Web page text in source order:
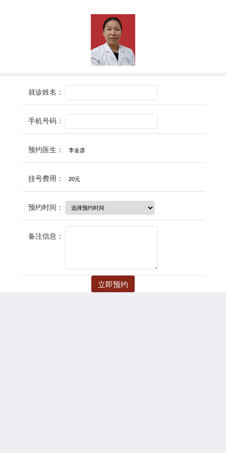
就诊姓名：
手机号码：
预约医生： 李金彦
挂号费用： 20元
预约时间：
备注信息：